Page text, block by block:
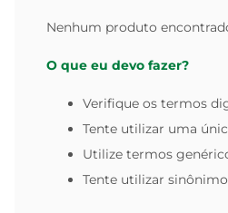
Nenhum produto
O que eu devo fazer?
Verifique os termos
Tente utilizar uma
Utilize termos
Tente utilizar